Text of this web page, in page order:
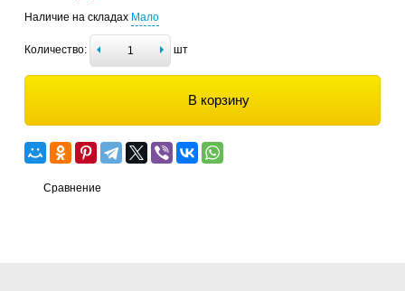
Наличие на складах Мало
Количество: шт
В корзину
Сравнение